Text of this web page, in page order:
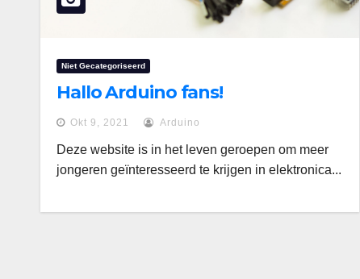
Niet Gecategoriseerd
Hallo Arduino fans!
Okt 9, 2021 Arduino
Deze website is in het leven geroepen om meer
jongeren geïnteresseerd te krijgen in elektronica...